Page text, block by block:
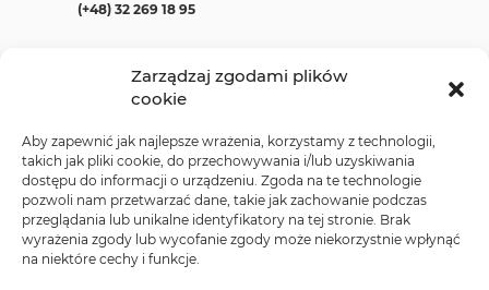
Zarządzaj zgodami plików
cookie
Aby zapewnić jak najlepsze wrażenia, korzystamy z technologii,
takich jak pliki cookie, do przechowywania i/lub uzyskiwania
dostępu do informacji o urządzeniu. Zgoda na te technologie
pozwoli nam przetwarzać dane, takie jak zachowanie podczas
przeglądania lub unikalne identyfikatory na tej stronie. Brak
wyrażenia zgody lub wycofanie zgody może niekorzystnie wpłynąć
na niektóre cechy i funkcje.
(+48) 32 269 18 95
Wiadomości
Nawigacja
wpisu
Metody płatności Zapraszamy do korzystania z portalu OPUS!
FacebookTwitter InstagramYouTube US